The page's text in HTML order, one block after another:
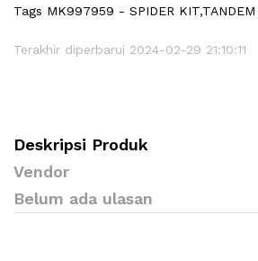
Tags MK997959 - SPIDER
Terakhir diperbarui 2024-02-29 21:10:11
Deskripsi Produk
Vendor
Belum ada ulasan